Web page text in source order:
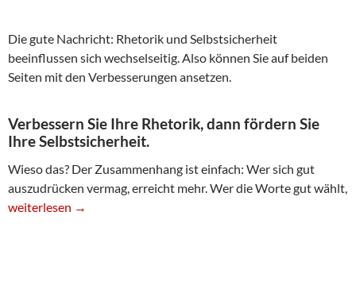
Die gute Nachricht: Rhetorik und Selbstsicherheit
beeinflussen sich wechselseitig. Also können Sie auf beiden
Seiten mit den Verbesserungen ansetzen.
Verbessern Sie Ihre Rhetorik, dann fördern Sie
Ihre Selbstsicherheit.
Wieso das? Der Zusammenhang ist einfach: Wer sich gut
auszudrücken vermag, erreicht mehr. Wer die Worte gut wählt,
Rhetorik und Selbstsicherheit
weiterlesen →